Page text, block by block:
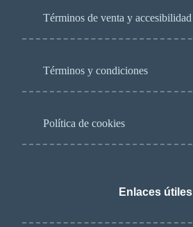
Términos de venta y accesibilidad
Términos y condiciones
Política de cookies
Enlaces útiles